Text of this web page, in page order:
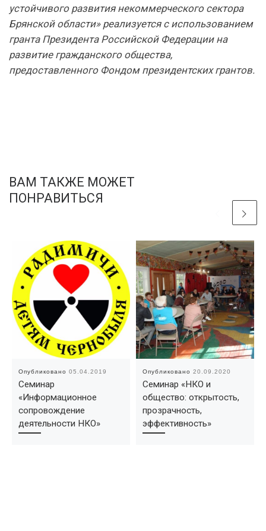
устойчивого развития некоммерческого сектора
Брянской области» реализуется с использованием
гранта Президента Российской Федерации на
развитие гражданского общества,
предоставленного Фондом президентских грантов.
ВАМ ТАКЖЕ МОЖЕТ
ПОНРАВИТЬСЯ
Опубликовано 05.04.2019
Семинар
«Информационное
сопровождение
деятельности НКО»
Опубликовано 20.09.2020
Семинар «НКО и
общество: открытость,
прозрачность,
эффективность»